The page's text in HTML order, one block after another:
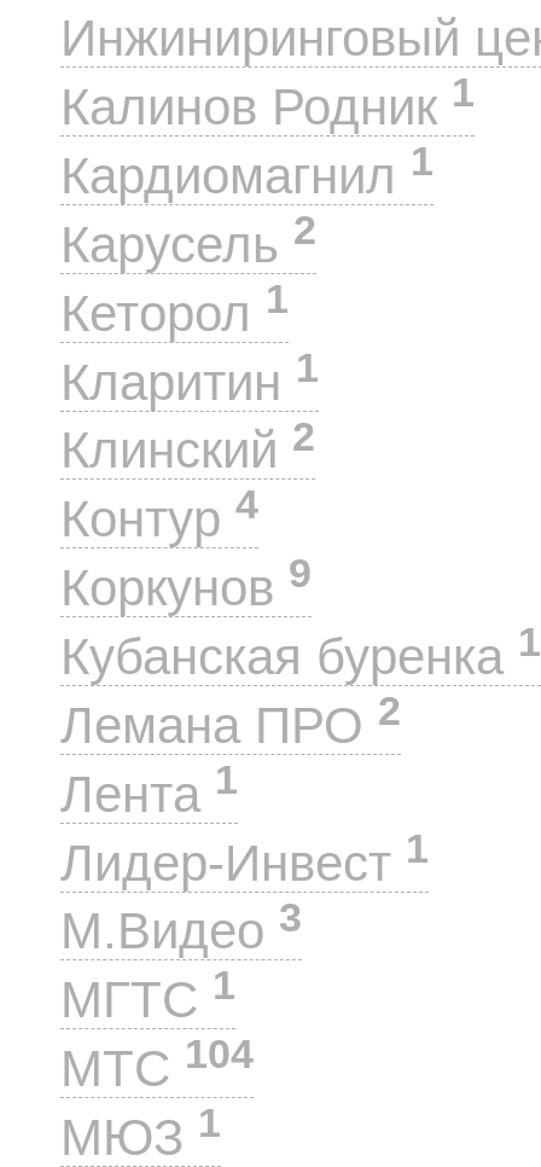
Инжиниринговый
Калинов Родник 1
Кардиомагнил 1
Карусель 2
Кеторол 1
Кларитин 1
Клинский 2
Контур 4
Коркунов 9
Кубанская буренка 1
Лемана ПРО 2
Лента 1
Лидер-Инвест 1
М.Видео 3
МГТС 1
МТС 104
МЮЗ 1